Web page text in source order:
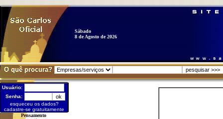
Sábado
8 de Agosto de 2026
O quê procura?
Usuário:
Senha:
esqueceu os dados?
cadastre-se gratuitamente
Pensamento